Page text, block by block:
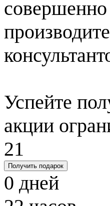
совершенно
Успейте
акции
21
Получить подарок
0 дней